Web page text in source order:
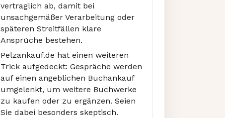
vertraglich ab, damit bei
unsachgemäßer Verarbeitung oder
späteren Streitfällen klare
Ansprüche bestehen.
Pelzankauf.de hat einen weiteren
Trick aufgedeckt: Gespräche werden
auf einen angeblichen Buchankauf
umgelenkt, um weitere Buchwerke
zu kaufen oder zu ergänzen. Seien
Sie dabei besonders skeptisch.